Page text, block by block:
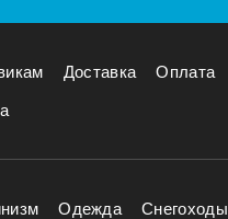
Доставка Оплата
Одежда Снегоходы